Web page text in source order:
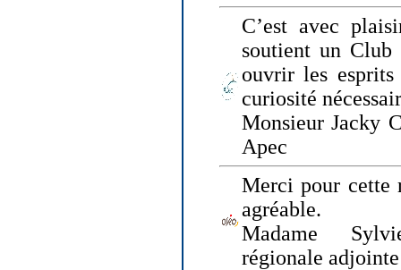
C’est avec
soutient un Club
ouvrir les
curiosité
Monsieur Jacky
Apec
Merci pour cette
agréable.
Madame
régionale